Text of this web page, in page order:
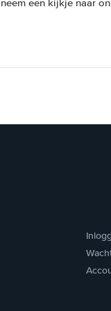
een kijkje naar